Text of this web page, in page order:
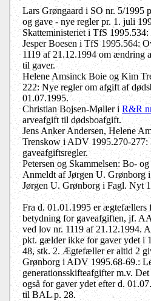
Lars Grøngaard i SO nr. 5/1995
og gave - nye regler pr. 1. juli
Skatteministeriet i TfS
Jesper Boesen i TfS 1995.564:
1119 af 21.12.1994 om ændring
til gaver.
Helene Amsinck Boie og Kim
222: Nye regler om afgift af
01.07.1995.
Christian Bojsen-Møller iR&R
arveafgift til dødsboafgift.
Jens Anker Andersen, Helene
Trenskow i ADV 1995.270-277:
gaveafgiftsregler.
Petersen og Skammelsen: Bo-
Anmeldt af Jørgen U. Grønborg
Jørgen U. Grønborg i Fagl. Nyt
Fra d. 01.01.1995 er ægtefællers
betydning for gaveafgiften, jf.
ved lov nr. 1119 af 21.12.1994.
pkt. gælder ikke for gaver ydet i
48, stk. 2. Ægtefæller er altid 2
Grønborg i ADV 1995.68-69.:
generationsskifteafgifter m.v.
også for gaver ydet efter d.
til BAL p. 28.